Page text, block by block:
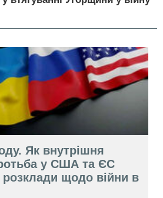
Як внутрішня
у США та ЄС
щодо війни в